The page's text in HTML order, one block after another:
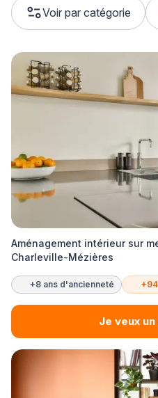
Voir par catégorie
Aménagement intérieur sur
Charleville-Mézières
+8 ans d'ancienneté
Je veux